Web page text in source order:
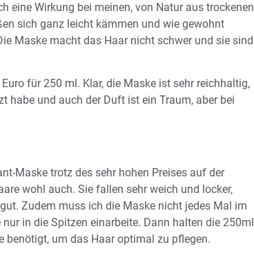
eine Wirkung bei meinen, von Natur aus trockenen
sich ganz leicht kämmen und wie gewohnt
Maske macht das Haar nicht schwer und sie sind
für 250 ml. Klar, die Maske ist sehr reichhaltig,
habe und auch der Duft ist ein Traum, aber bei
Maske trotz des sehr hohen Preises auf der
wohl auch. Sie fallen sehr weich und locker,
Zudem muss ich die Maske nicht jedes Mal im
in die Spitzen einarbeite. Dann halten die 250ml
benötigt, um das Haar optimal zu pflegen.